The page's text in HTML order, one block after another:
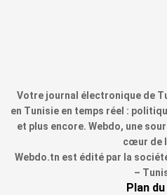
Votre journal électronique de
en Tunisie en temps réel :
et plus encore. Webdo, une
cœur de
Webdo.tn est édité par la société
–
Plan